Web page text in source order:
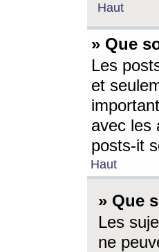
Haut
» Que
Les
et
avec les
posts-it
Haut
» Que
Les
ne